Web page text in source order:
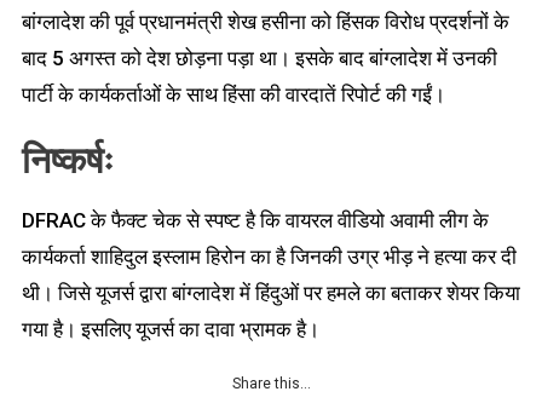
बांग्लादेश की पूर्व प्रधानमंत्री शेख हसीना को हिंसक विरोध प्रदर्शनों के
बाद 5 अगस्त को देश छोड़ना पड़ा था। इसके बाद बांग्लादेश में उनकी
पार्टी के कार्यकर्ताओं के साथ हिंसा की वारदातें रिपोर्ट की गईं।
निष्कर्षः
DFRAC के फैक्ट चेक से स्पष्ट है कि वायरल वीडियो अवामी लीग के
कार्यकर्ता शाहिदुल इस्लाम हिरोन का है जिनकी उग्र भीड़ ने हत्या कर दी
थी। जिसे यूजर्स द्वारा बांग्लादेश में हिंदुओं पर हमले का बताकर शेयर किया
गया है। इसलिए यूजर्स का दावा भ्रामक है।
Share this…